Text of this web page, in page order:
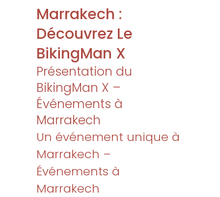
Marrakech :
Découvrez Le
BikingMan X
Présentation du
BikingMan X –
Événements à
Marrakech
Un événement unique à
Marrakech –
Événements à
Marrakech